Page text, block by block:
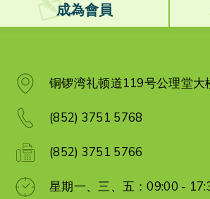
成為會員
铜锣湾礼顿道119号公理堂大
(852) 3751 5768
(852) 3751 5766
星期一、三、五：09:00 -